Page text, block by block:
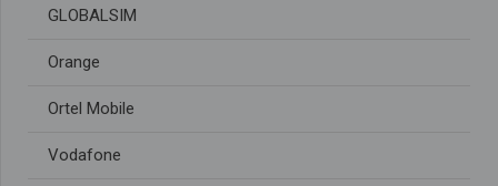
GLOBALSIM
Orange
Ortel Mobile
Vodafone